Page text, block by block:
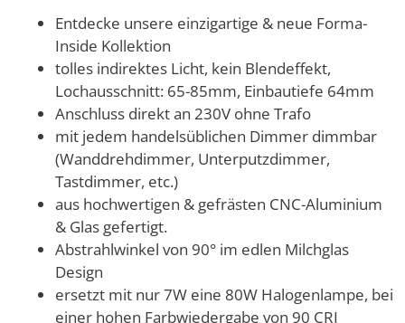
Entdecke unsere einzigartige & neue Forma-
Inside Kollektion
tolles indirektes Licht, kein Blendeffekt,
Lochausschnitt: 65-85mm, Einbautiefe 64mm
Anschluss direkt an 230V ohne Trafo
mit jedem handelsüblichen Dimmer dimmbar
(Wanddrehdimmer, Unterputzdimmer,
Tastdimmer, etc.)
aus hochwertigen & gefrästen CNC-Aluminium
& Glas gefertigt.
Abstrahlwinkel von 90° im edlen Milchglas
Design
ersetzt mit nur 7W eine 80W Halogenlampe, bei
einer hohen Farbwiedergabe von 90 CRI